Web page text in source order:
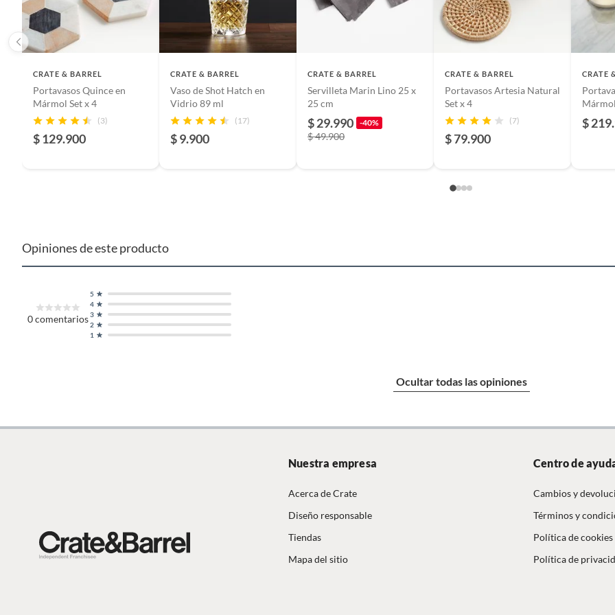
Alto 1905 cm
Color Mármol
Ancho 3,175 cm
CRATE & BARREL
Portavasos Quince en
Mármol Set x 4
(3)
$ 129.900
CRATE & BARREL
Vaso de Shot Hatch en
Vidrio 89 ml
(17)
$ 9.900
CRATE & BARREL
Servilleta Marin Lino 25 x
25 cm
$ 29.990 -40%
$ 49.900
CRATE & BARREL
Portavasos Artesia Natural
Set x 4
(7)
$ 79.900
CRATE
$
Opiniones de este producto
0comentarios
1
2
3
4
5
Ocultar todas las opiniones
Nuestra empresa
Acerca de Crate
Diseño responsable
Tiendas
Mapa del sitio
Centro de
Cambios y
Términos y
Política de cookies
Política de